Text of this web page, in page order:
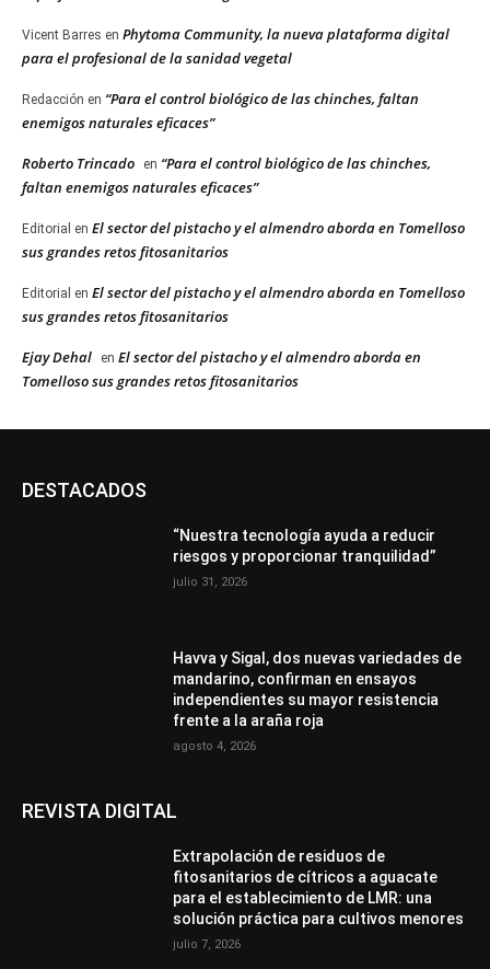
Vicent Barres en Phytoma Community, la nueva plataforma digital
para el profesional de la sanidad vegetal
Redacción en “Para el control biológico de las chinches, faltan
enemigos naturales eficaces”
Roberto Trincado en “Para el control biológico de las chinches,
faltan enemigos naturales eficaces”
Editorial en El sector del pistacho y el almendro aborda en Tomelloso
sus grandes retos fitosanitarios
Editorial en El sector del pistacho y el almendro aborda en Tomelloso
sus grandes retos fitosanitarios
Ejay Dehal en El sector del pistacho y el almendro aborda en
Tomelloso sus grandes retos fitosanitarios
DESTACADOS
“Nuestra tecnología ayuda a reducir
riesgos y proporcionar tranquilidad”
julio 31, 2026
Havva y Sigal, dos nuevas variedades de
mandarino, confirman en ensayos
independientes su mayor resistencia
frente a la araña roja
agosto 4, 2026
REVISTA DIGITAL
Extrapolación de residuos de
fitosanitarios de cítricos a aguacate
para el establecimiento de LMR: una
solución práctica para cultivos menores
julio 7, 2026